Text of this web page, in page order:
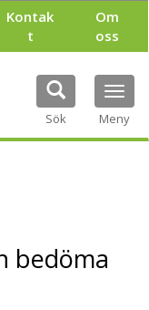
Kontak
t
Om
oss
Sök Meny
bedöma